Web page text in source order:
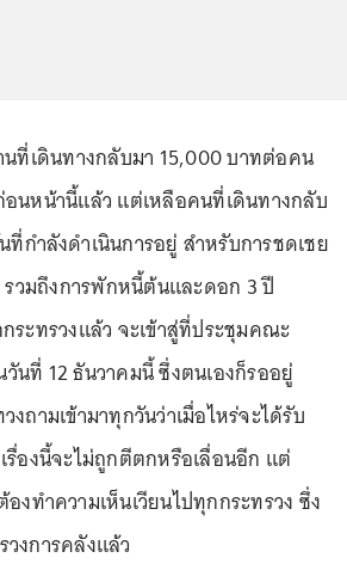
นที่เดินทางกลับมา 15,000 บาทต่อคน
อนหน้านี้แล้ว แต่เหลือคนที่เดินทางกลับ
ที่กำลังดำเนินการอยู่ สำหรับการชดเชย
วมถึงการพักหนี้ต้นและดอก 3 ปี
ระทรวงแล้ว จะเข้าสู่ที่ประชุมคณะ
นที่ 12 ธันวาคมนี้ ซึ่งตนเองก็รออยู่
ถามเข้ามาทุกวันว่าเมื่อไหร่จะได้รับ
รื่องนี้จะไม่ถูกตีตกหรือเลื่อนอีก แต่
งทำความเห็นเวียนไปทุกกระทรวง ซึ่ง
งการคลังแล้ว